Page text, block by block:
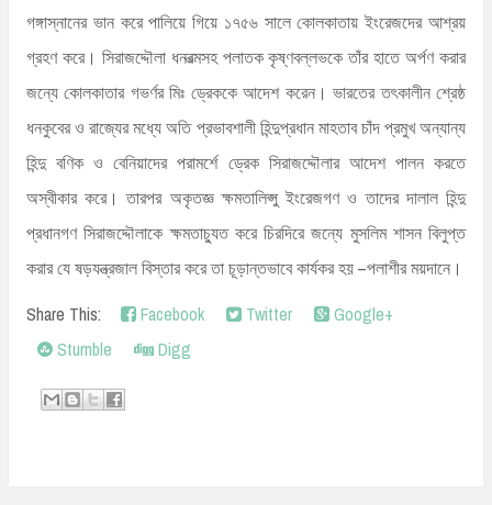
গঙ্গাস্নানের ভান করে পালিয়ে গিয়ে ১৭৫৬ সালে কোলকাতায় ইংরেজদের আশ্রয়
গ্রহণ করে। সিরাজদ্দৌলা ধনরত্মসহ পলাতক কৃষ্ণবল্লভকে তাঁর হাতে অর্পণ করার
জন্যে কোলকাতার গভর্ণর মিঃ ড্রেককে আদেশ করেন। ভারতের তৎকালীন শ্রেষ্ঠ
ধনকুবের ও রাজ্যের মধ্যে অতি প্রভাবশালী হিন্দুপ্রধান মাহতাব চাঁদ প্রমুখ অন্যান্য
হিন্দু বণিক ও বেনিয়াদের পরামর্শে ড্রেক সিরাজদ্দৌলার আদেশ পালন করতে
অস্বীকার করে। তারপর অকৃতজ্ঞ ক্ষমতালিপ্সু ইংরেজগণ ও তাদের দালাল হিন্দু
প্রধানগণ সিরাজদ্দৌলাকে ক্ষমতাচ্যুত করে চিরদিরে জন্যে মুসলিম শাসন বিলুপ্ত
করার যে ষড়যন্ত্রজাল বিস্তার করে তা চূড়ান্তভাবে কার্যকর হয় –পলাশীর ময়দানে।
Share This:
Facebook Twitter
Google+
Stumble
Digg